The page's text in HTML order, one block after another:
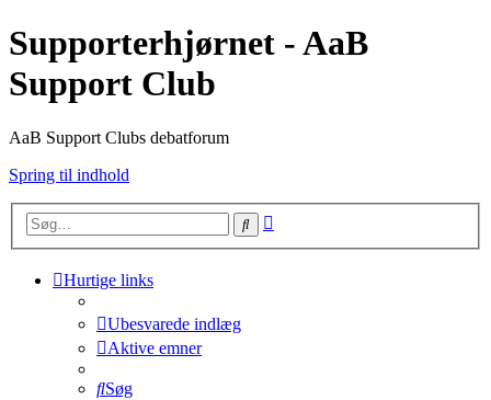
Supporterhjørnet - AaB
Support Club
AaB Support Clubs debatforum
Spring til indhold
Søg
Hurtige links
Ubesvarede indlæg
Aktive emner
Søg